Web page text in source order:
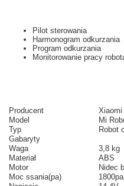
Pilot sterowania
Harmonogram odkurzania
Program odkurzania
Monitorowanie pracy
Producent
Xiaomi
Model
Mi
Typ
Robot
Gabaryty
Waga
3,8 kg
Materiał
ABS
Motor
Nidec
Moc ssania(pa)
1800pa